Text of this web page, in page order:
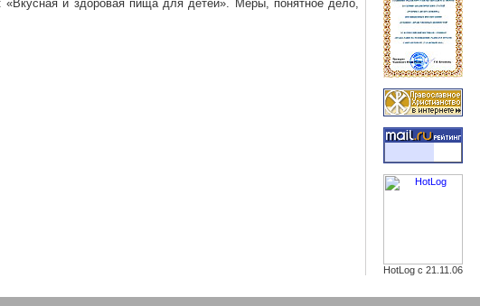
и здоровая пища для детей». Меры, понятное дело,
HotLog с 21.11.06